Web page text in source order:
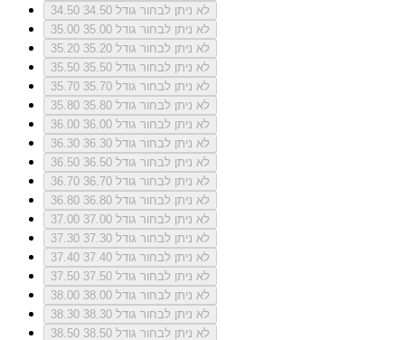
34.50
לא ניתן לבחור גודל 34.50
35.00
לא ניתן לבחור גודל 35.00
35.20
לא ניתן לבחור גודל 35.20
35.50
לא ניתן לבחור גודל 35.50
35.70
לא ניתן לבחור גודל 35.70
35.80
לא ניתן לבחור גודל 35.80
36.00
לא ניתן לבחור גודל 36.00
36.30
לא ניתן לבחור גודל 36.30
36.50
לא ניתן לבחור גודל 36.50
36.70
לא ניתן לבחור גודל 36.70
36.80
לא ניתן לבחור גודל 36.80
37.00
לא ניתן לבחור גודל 37.00
37.30
לא ניתן לבחור גודל 37.30
37.40
לא ניתן לבחור גודל 37.40
37.50
לא ניתן לבחור גודל 37.50
38.00
לא ניתן לבחור גודל 38.00
38.30
לא ניתן לבחור גודל 38.30
38.50
לא ניתן לבחור גודל 38.50